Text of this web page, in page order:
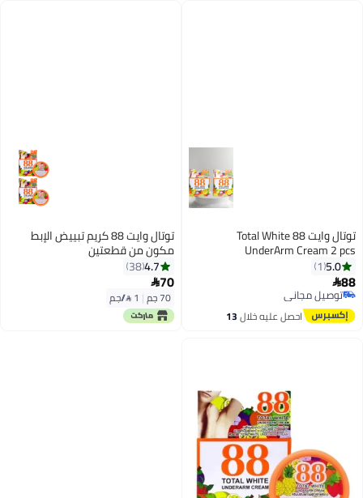
توتال وايت 88 Total White
UnderArm Cream 2 pcs
5.0
1
88
توصيل مجاني
توصيل مجانياحصل عليه خلال13
توتال وايت 88 كريم تبييض الإبط
مكون من قطعتين
4.7
38
70
70 جم |